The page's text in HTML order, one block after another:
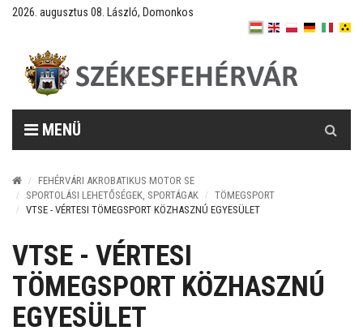
2026. augusztus 08. László, Domonkos
MENÜ
FEHÉRVÁRI AKROBATIKUS MOTOR SE
SPORTOLÁSI LEHETŐSÉGEK, SPORTÁGAK
TÖMEGSPORT
VTSE - VÉRTESI TÖMEGSPORT KÖZHASZNÚ EGYESÜLET
VTSE - VÉRTESI
TÖMEGSPORT KÖZHASZNÚ
EGYESÜLET